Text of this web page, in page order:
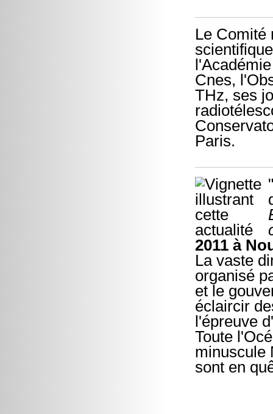
Le Comité
Cnes,
THz, ses
Paris.
2011 à
La vaste
organisé
et le
éclaircir
l'épreuve
Toute
minuscule
sont en